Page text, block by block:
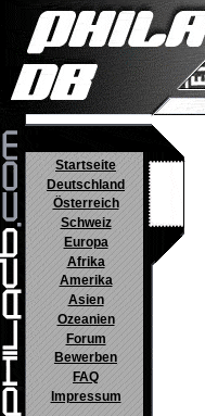
Startseite
Deutschland
Österreich
Schweiz
Europa
Afrika
Amerika
Asien
Ozeanien
Forum
Bewerben
FAQ
Impressum